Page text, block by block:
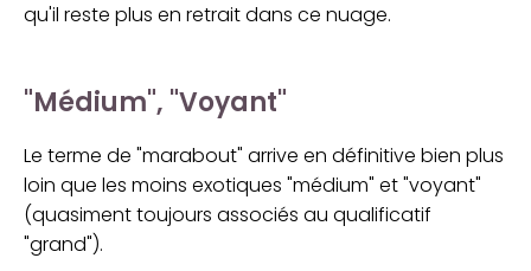
qu'il reste plus en retrait dans ce nuage.
"Médium", "Voyant"
Le terme de "marabout" arrive en définitive bien plus
loin que les moins exotiques "médium" et "voyant"
(quasiment toujours associés au qualificatif
"grand").